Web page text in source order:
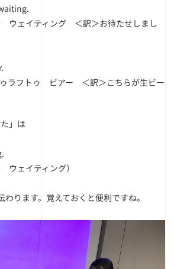
ウェイティング ＜訳＞お待たせしまし
ラフトゥ ビアー ＜訳＞こちらが生ビー
」は
ェイティング）
ります。覚えておくと便利ですね。